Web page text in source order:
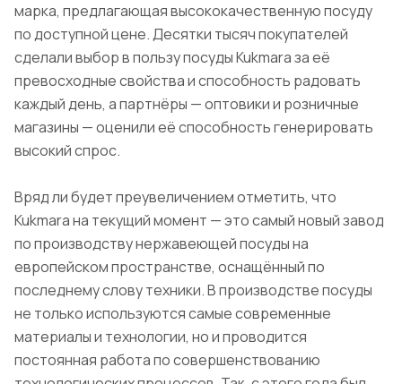
марка, предлагающая высококачественную посуду
по доступной цене. Десятки тысяч покупателей
сделали выбор в пользу посуды Kukmara за её
превосходные свойства и способность радовать
каждый день, а партнёры — оптовики и розничные
магазины — оценили её способность генерировать
высокий спрос.
Вряд ли будет преувеличением отметить, что
Kukmara на текущий момент — это самый новый завод
по производству нержавеющей посуды на
европейском пространстве, оснащённый по
последнему слову техники. В производстве посуды
не только используются самые современные
материалы и технологии, но и проводится
постоянная работа по совершенствованию